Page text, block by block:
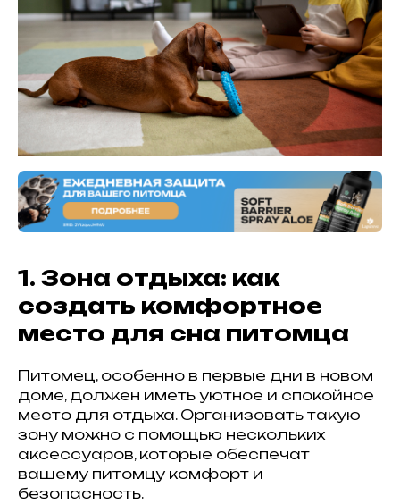
1. Зона отдыха: как
создать комфортное
место для сна питомца
Питомец, особенно в первые дни в новом
доме, должен иметь уютное и спокойное
место для отдыха. Организовать такую
зону можно с помощью нескольких
аксессуаров, которые обеспечат
вашему питомцу комфорт и
безопасность.